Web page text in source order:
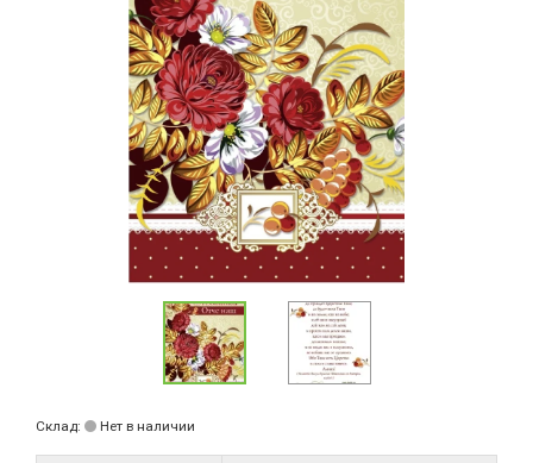
Склад: Нет в наличии